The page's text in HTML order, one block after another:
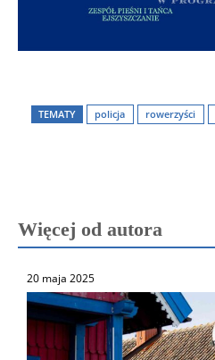
TEMATY policja rowerzyści
Więcej od autora
20 maja 2025